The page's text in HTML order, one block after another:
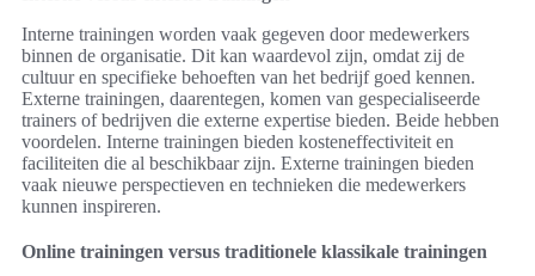
Interne trainingen worden vaak gegeven door medewerkers
binnen de organisatie. Dit kan waardevol zijn, omdat zij de
cultuur en specifieke behoeften van het bedrijf goed kennen.
Externe trainingen, daarentegen, komen van gespecialiseerde
trainers of bedrijven die externe expertise bieden. Beide hebben
voordelen. Interne trainingen bieden kosteneffectiviteit en
faciliteiten die al beschikbaar zijn. Externe trainingen bieden
vaak nieuwe perspectieven en technieken die medewerkers
kunnen inspireren.
Online trainingen versus traditionele klassikale trainingen